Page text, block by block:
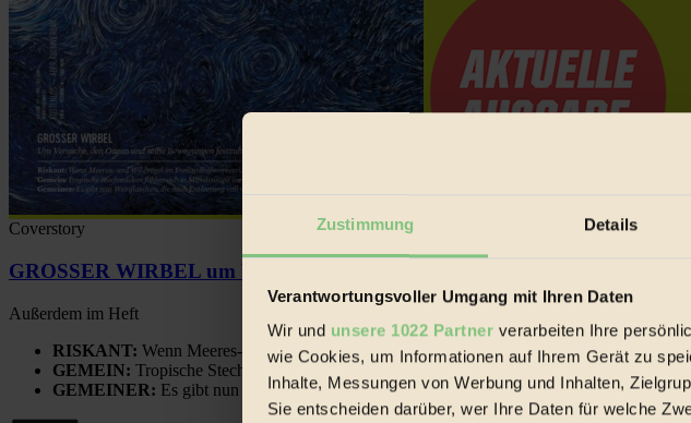
Zustimmung Details
Verantwortungsvoller Umgang mit Ihren Daten
Wir und unsere 1022 Partner verarbeiten Ihre
wie Cookies, um Informationen auf Ihrem Gerät zu
Inhalte, Messungen von Werbung und Inhalten,
Sie entscheiden darüber, wer Ihre Daten für welche
Coverstory
GROSSER WIRBEL um Versuche, den Ozean und seine Bewegungen
Außerdem im Heft
RISKANT: Wenn Meeres- und Wildvögel im Freilandhühnerbetrieb vorbeischauen.
GEMEIN: Tropische Stechmücken fühlen sich in Mitteleuropa inziwschen oft zu Hause.
GEMEINER: Es gibt nun Weinflaschen, die nach Entleerung voll wieder zu dir